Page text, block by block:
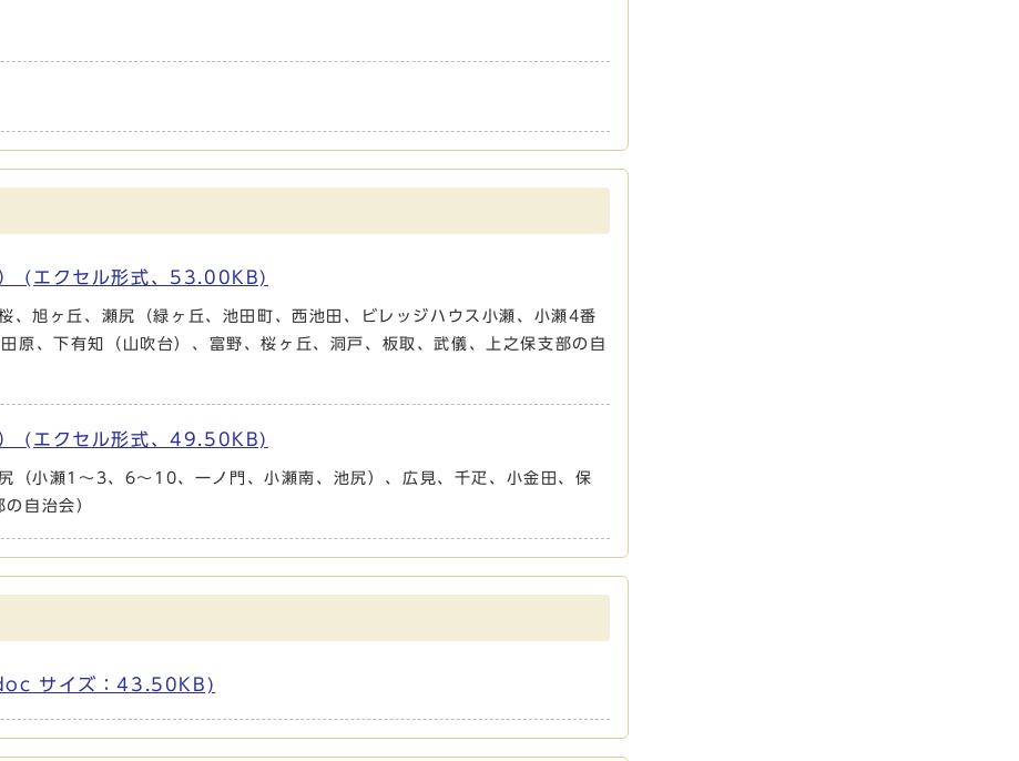
(エクセル形式、53.00KB)
旭ヶ丘、瀬尻（緑ヶ丘、池田町、西池田、ビレッジハウス小瀬、小瀬4番
原、下有知（山吹台）、富野、桜ヶ丘、洞戸、板取、武儀、上之保支部の自
(エクセル形式、49.50KB)
（小瀬1〜3、6〜10、一ノ門、小瀬南、池尻）、広見、千疋、小金田、保
自治会）
サイズ：43.50KB)